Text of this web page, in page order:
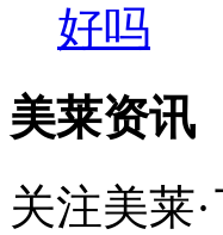
好吗
美莱资讯
关注美莱